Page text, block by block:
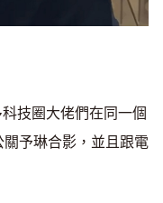
技圈大佬們在同一個
予琳合影，並且跟電